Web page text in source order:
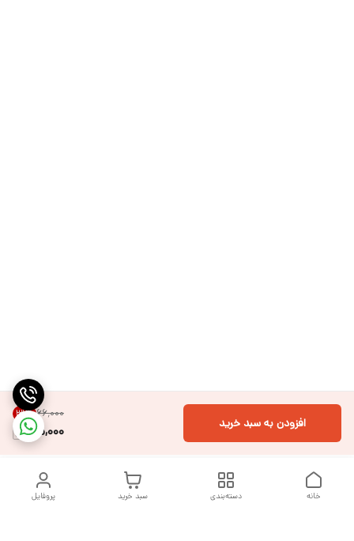
۶۶٬۰۰۰ 31%
45,000 افزودن به سبد خرید
پروفایل سبد خرید دسته‌بندی خانه